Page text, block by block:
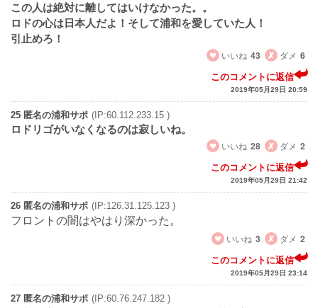
この人は絶対に離してはいけなかった。。
ロドの心は日本人だよ！そして浦和を愛していた人！
引止めろ！
いいね 43 ダメ 6
このコメントに返信
2019年05月29日 20:59
25 匿名の浦和サポ (IP:60.112.233.15 )
ロドリゴがいなくなるのは寂しいね。
いいね 28 ダメ 2
このコメントに返信
2019年05月29日 21:42
26 匿名の浦和サポ (IP:126.31.125.123 )
フロントの闇はやはり深かった。
いいね 3 ダメ 2
このコメントに返信
2019年05月29日 23:14
27 匿名の浦和サポ (IP:60.76.247.182 )